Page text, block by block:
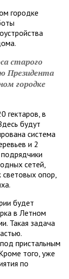
городке
старого
Президента
городке
гектаров, в
будут
система
и 2
сетей,
опор,
будет
в Летном
Такая задача
пристальным
того, уже
по